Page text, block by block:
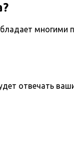
многими
отвечать